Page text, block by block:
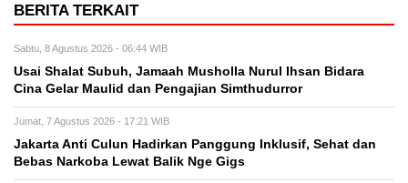
BERITA TERKAIT
Sabtu, 8 Agustus 2026 - 06:44 WIB
Usai Shalat Subuh, Jamaah Musholla Nurul Ihsan Bidara
Cina Gelar Maulid dan Pengajian Simthudurror
Jumat, 7 Agustus 2026 - 17:21 WIB
Jakarta Anti Culun Hadirkan Panggung Inklusif, Sehat dan
Bebas Narkoba Lewat Balik Nge Gigs